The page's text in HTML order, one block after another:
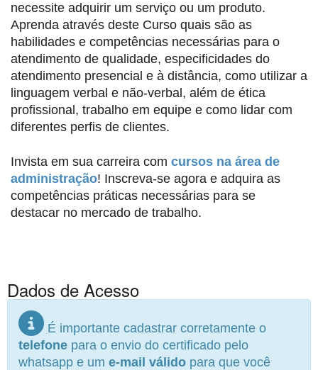
necessite adquirir um serviço ou um produto.
Aprenda através deste Curso quais são as
habilidades e competências necessárias para o
atendimento de qualidade, especificidades do
atendimento presencial e à distância, como utilizar a
linguagem verbal e não-verbal, além de ética
profissional, trabalho em equipe e como lidar com
diferentes perfis de clientes.
Invista em sua carreira com cursos na área de
administração! Inscreva-se agora e adquira as
competências práticas necessárias para se
destacar no mercado de trabalho.
Dados de Acesso
É importante cadastrar corretamente o
telefone para o envio do certificado pelo
whatsapp e um e-mail válido para que você